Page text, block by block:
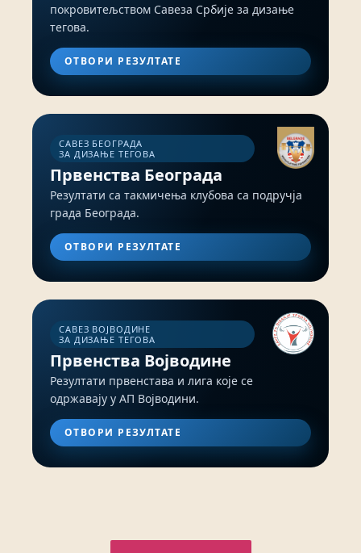
покровитељством Савеза Србије за дизање
тегова.
ОТВОРИ РЕЗУЛТАТЕ
САВЕЗ БЕОГРАДА
ЗА ДИЗАЊЕ ТЕГОВА
Првенства Београда
Резултати са такмичења клубова са подручја
града Београда.
ОТВОРИ РЕЗУЛТАТЕ
САВЕЗ ВОЈВОДИНЕ
ЗА ДИЗАЊЕ ТЕГОВА
Првенства Војводине
Резултати првенстава и лига које се
одржавају у АП Војводини.
ОТВОРИ РЕЗУЛТАТЕ